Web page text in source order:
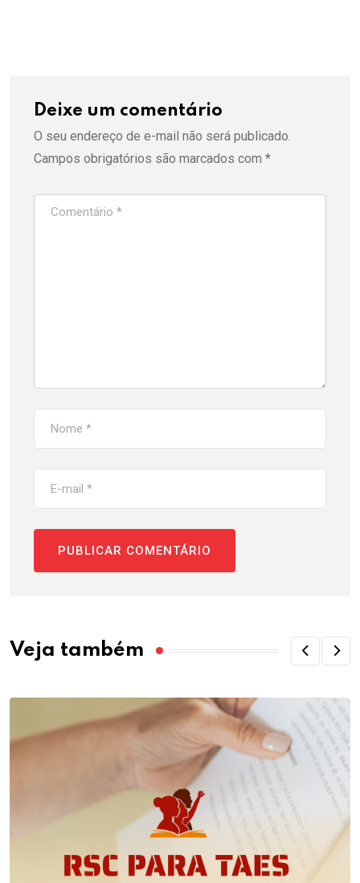
Deixe um comentário
O seu endereço de e-mail não será publicado.
Campos obrigatórios são marcados com *
Veja também